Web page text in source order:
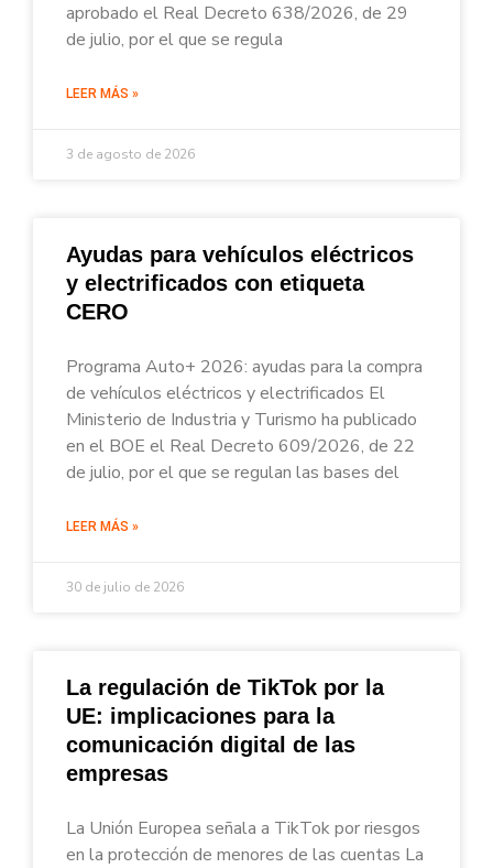
aprobado el Real Decreto 638/2026, de 29
de julio, por el que se regula
LEER MÁS »
3 de agosto de 2026
Ayudas para vehículos eléctricos
y electrificados con etiqueta
CERO
Programa Auto+ 2026: ayudas para la compra
de vehículos eléctricos y electrificados El
Ministerio de Industria y Turismo ha publicado
en el BOE el Real Decreto 609/2026, de 22
de julio, por el que se regulan las bases del
LEER MÁS »
30 de julio de 2026
La regulación de TikTok por la
UE: implicaciones para la
comunicación digital de las
empresas
La Unión Europea señala a TikTok por riesgos
en la protección de menores de las cuentas La